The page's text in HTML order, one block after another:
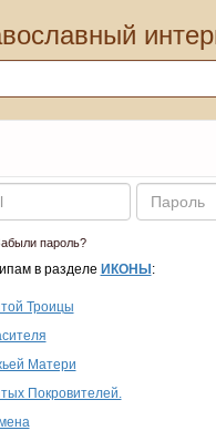
Пароль
пароль?
в разделе ИКОНЫ :
Троицы
Матери
Покровителей.